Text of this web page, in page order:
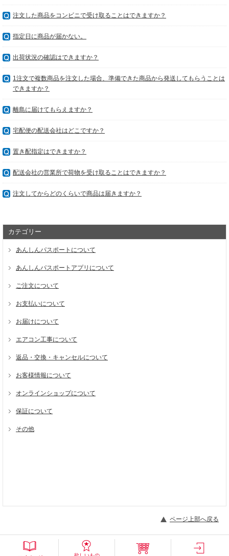
注文した商品をコンビニで受け取ることはできますか？
指定日に商品が届かない。
出荷状況の確認はできますか？
1注文で複数商品を注文した場合、準備できた商品から発送してもらうことは
できますか？
離島に届けてもらえますか？
宅配便の配送会社はどこですか？
置き配指定はできますか？
配送会社の営業所で荷物を受け取ることはできますか？
注文してからどのくらいで商品は届きますか？
カテゴリー
ページ上部へ戻る